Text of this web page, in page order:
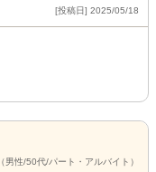
[投稿日] 2025/05/18
（男性/50代/パート・アルバイト）